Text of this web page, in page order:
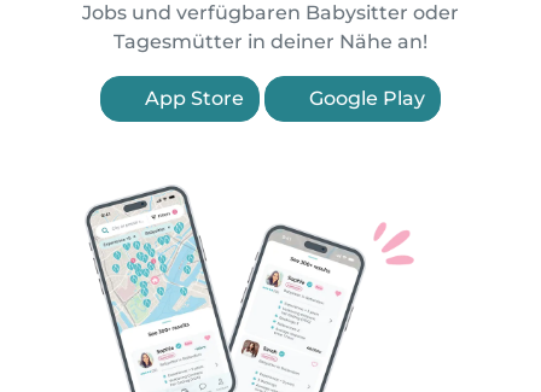
Jobs und verfügbaren Babysitter oder
Tagesmütter in deiner Nähe an!
App Store Google Play